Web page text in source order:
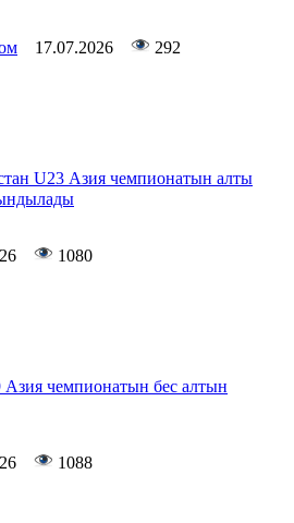
17.07.2026 292
U23 Азия чемпионатын алты
1080
Азия чемпионатын бес алтын
1088